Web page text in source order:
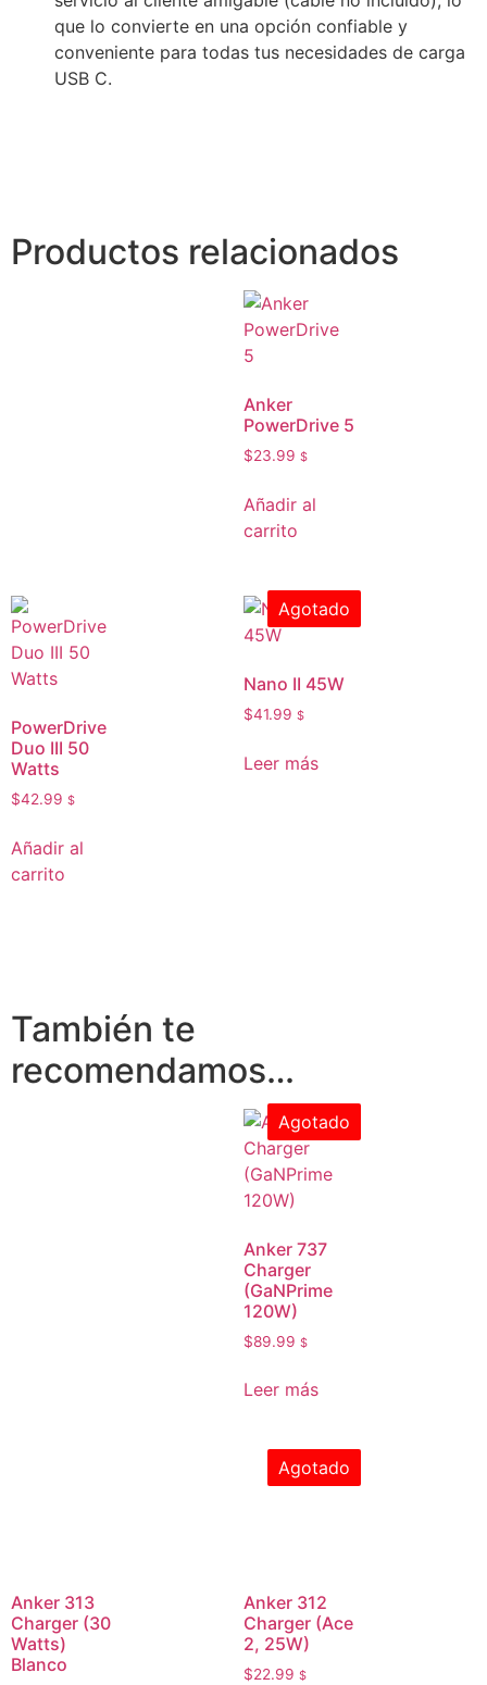
que lo convierte en una opción confiable y
conveniente para todas tus necesidades de carga
USB C.
Productos relacionados
Anker
PowerDrive 5
$23.99 $
Añadir al
carrito
PowerDrive
Duo III 50
Watts
$42.99 $
Añadir al
carrito
Agotado
Nano II 45W
$41.99 $
Leer más
También te
recomendamos…
Agotado
Anker 737
Charger
(GaNPrime
120W)
$89.99 $
Leer más
Anker 313
Charger (30
Watts)
Blanco
Agotado
Anker 312
Charger (Ace
2, 25W)
$22.99 $